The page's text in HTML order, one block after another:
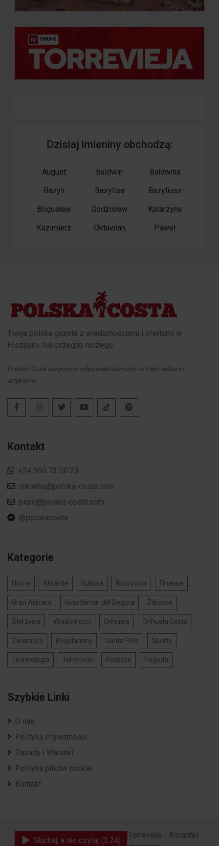
Dzisiaj imieniny obchodzą:
August Baldwin
Baldwina
Bazyli
Bazylisa
Bazyliusz
Bogusław
Godzisław
Katarzyna
Kazimierz
Oktawian Paweł
Twoja polska gazeta z wiadomościami i ofertami w
Hiszpanii, nie przegap niczego.
Polska Costa nie ponosi odpowiedzialności za treść reklam i
artykułów.
Kontakt
+34 960 73 00 23
reklama@polska-costa.com
biuro@polska-costa.com
@polskacosta
Kategorie
Home Alicante Kultura Rozrywka Finanse
Gran Alacant Guardamar del Segura Zdrowie
Styl życia Wiadomości Orihuela Orihuela Costa
Zwierzęta Regulaminy Santa Pola Sporty
Technologia Torrevieja Podróże Pogoda
Szybkie Linki
O nas
Polityka Prywatności
Zasady i Warunki
Polityka plików cookie
Kontakt
2023 - 2026 © Polska Costa
. (Torrevieja - Alicante)
Słuchaj, a nie czytaj (3:24)